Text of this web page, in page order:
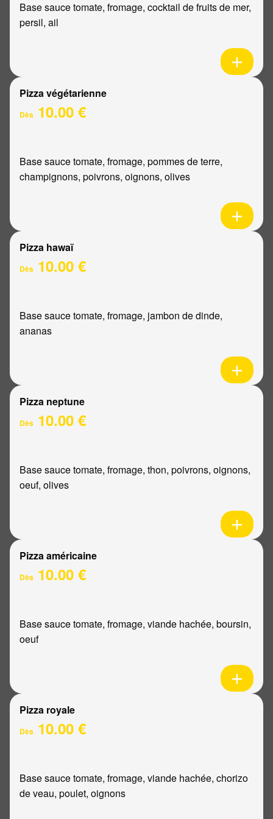
Base sauce tomate, fromage, cocktail de fruits de mer,
persil, ail
Pizza végétarienne
Dès 10.00 €
Base sauce tomate, fromage, pommes de terre,
champignons, poivrons, oignons, olives
Pizza hawaï
Dès 10.00 €
Base sauce tomate, fromage, jambon de dinde,
ananas
Pizza neptune
Dès 10.00 €
Base sauce tomate, fromage, thon, poivrons, oignons,
oeuf, olives
Pizza américaine
Dès 10.00 €
Base sauce tomate, fromage, viande hachée, boursin,
oeuf
Pizza royale
Dès 10.00 €
Base sauce tomate, fromage, viande hachée, chorizo
de veau, poulet, oignons